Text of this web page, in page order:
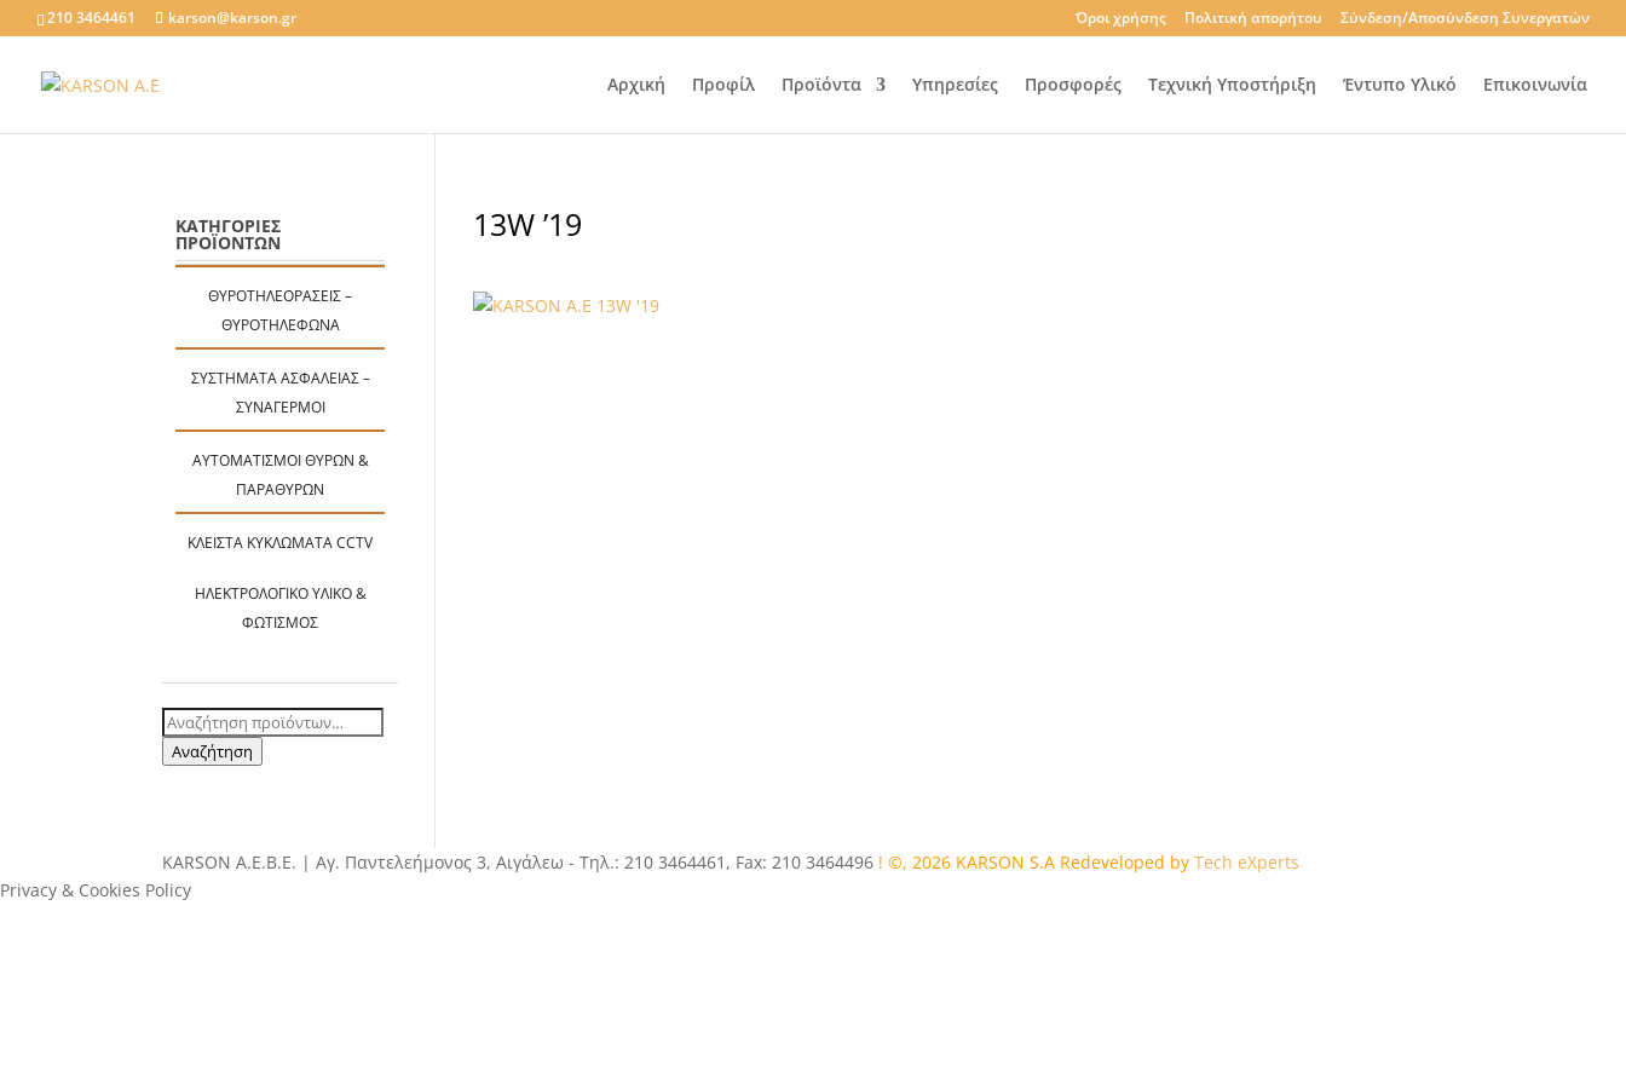
210 3464461 karson@karson.gr Όροι χρήσης Πολιτική απορήτου Σύνδεση/Αποσύνδεση Συνεργατών
Αρχική Προφίλ Προϊόντα Υπηρεσίες Προσφορές Τεχνική Υποστήριξη Έντυπο Υλικό Επικοινωνία
13W ’19
ΚΑΤΗΓΟΡΙΕΣ
ΠΡΟΪΟΝΤΩΝ
ΘΥΡΟΤΗΛΕΟΡΆΣΕΙΣ –
ΘΥΡΟΤΗΛΈΦΩΝΑ
ΣΥΣΤΉΜΑΤΑ ΑΣΦΑΛΕΊΑΣ –
ΣΥΝΑΓΕΡΜΟΊ
ΑΥΤΟΜΑΤΙΣΜΟΊ ΘΥΡΏΝ &
ΠΑΡΑΘΎΡΩΝ
ΚΛΕΙΣΤΆ ΚΥΚΛΏΜΑΤΑ CCTV
ΗΛΕΚΤΡΟΛΟΓΙΚΌ ΥΛΙΚΌ &
ΦΩΤΙΣΜΌΣ
Αναζήτηση
για:
Αναζήτηση
ΚΑRSOΝ Α.E.B.E. | Αγ. Παντελεήμονος 3, Αιγάλεω - Τηλ.: 210 3464461, Fax: 210 3464496 ! ©, 2026 KARSON S.A Redeveloped byTech eXperts
Privacy & Cookies Policy